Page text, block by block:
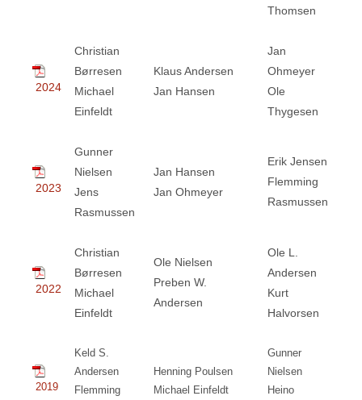
Thomsen
2024
Christian
Børresen
Michael
Einfeldt
Klaus Andersen
Jan Hansen
Jan
Ohmeyer
Ole
Thygesen
2023
Gunner
Nielsen
Jens
Rasmussen
Jan Hansen
Jan Ohmeyer
Erik Jensen
Flemming
Rasmussen
2022
Christian
Børresen
Michael
Einfeldt
Ole Nielsen
Preben W.
Andersen
Ole L.
Andersen
Kurt
Halvorsen
2019
Keld S.
Andersen
Flemming
Henning Poulsen
Michael Einfeldt
Gunner
Nielsen
Heino